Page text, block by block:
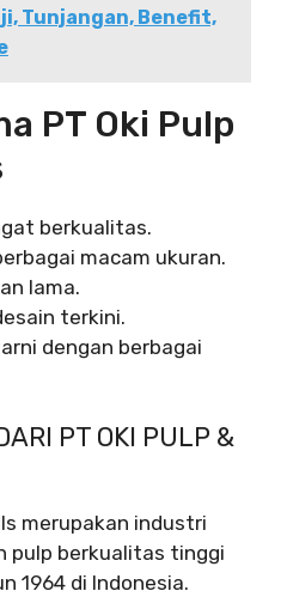
Tunjangan, Benefit,
PT Oki Pulp
berkualitas.
macam ukuran.
lama.
terkini.
dengan berbagai
PT OKI PULP &
merupakan industri
pulp berkualitas tinggi
1964 di Indonesia.